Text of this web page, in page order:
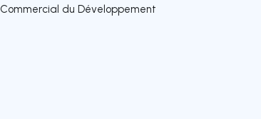
du Développement